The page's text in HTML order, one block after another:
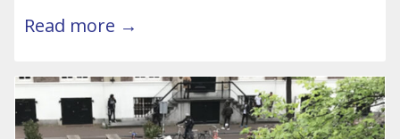
Read more →